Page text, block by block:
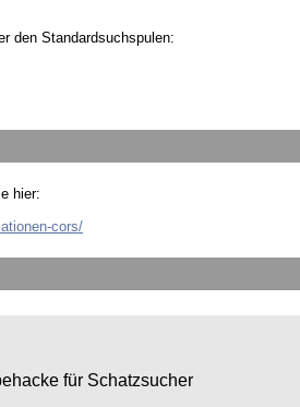
den Standardsuchspulen:
hier:
cors/
für Schatzsucher